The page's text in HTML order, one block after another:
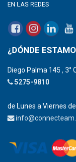
EN LAS REDES
¿DÓNDE
Diego Palma 145 , 3°
5275-9810
de Lunes a Viernes